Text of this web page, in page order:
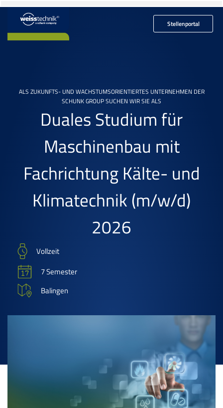
Stellenportal
ALS ZUKUNFTS- UND WACHSTUMSORIENTIERTES UNTERNEHMEN DER
SCHUNK GROUP SUCHEN WIR SIE ALS
Duales Studium für
Maschinenbau mit
Fachrichtung Kälte- und
Klimatechnik(m/w/d)
2026
Vollzeit
7 Semester
Balingen